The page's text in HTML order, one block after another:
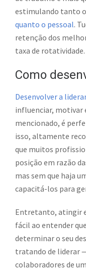
estimulando tanto o
quanto o pessoal.
retenção dos
taxa de rotatividade.
Como
Desenvolver a
influenciar, motivar
mencionado, é
isso, altamente
que muitos
posição em razão
mas sem que haja
capacitá-los para
Entretanto, atingir
fácil ao entender
determinar o seu
tratando de liderar
colaboradores de